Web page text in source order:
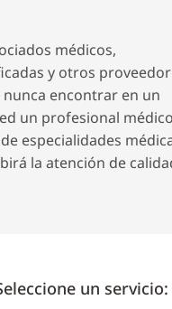
médicos,
y otros
encontrar en un
un profesional médico
especialidades
la atención de
un servicio: